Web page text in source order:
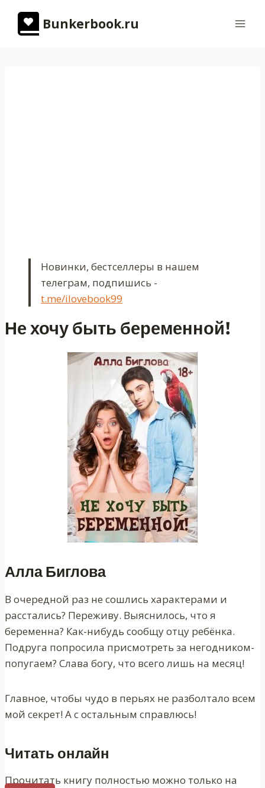
содержимому
Bunkerbook.ru
Новинки, бестселлеры в нашем
телеграм, подпишись -
t.me/ilovebook99
Не хочу быть беременной!
Алла Биглова
В очередной раз не сошлись характерами и
расстались? Переживу. Выяснилось, что я
беременна? Как-нибудь сообщу отцу ребёнка.
Подруга попросила присмотреть за негодником-
попугаем? Слава богу, что всего лишь на месяц!
Главное, чтобы чудо в перьях не разболтало всем
мой секрет! А с остальным справлюсь!
Читать онлайн
Прочитать книгу полностью можно только на